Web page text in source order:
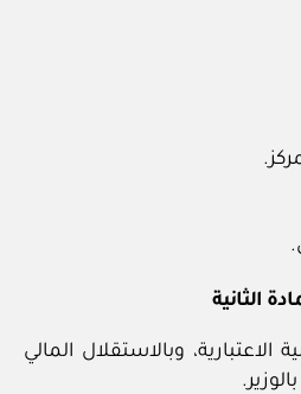
الثانية
وبالاستقلال المالي